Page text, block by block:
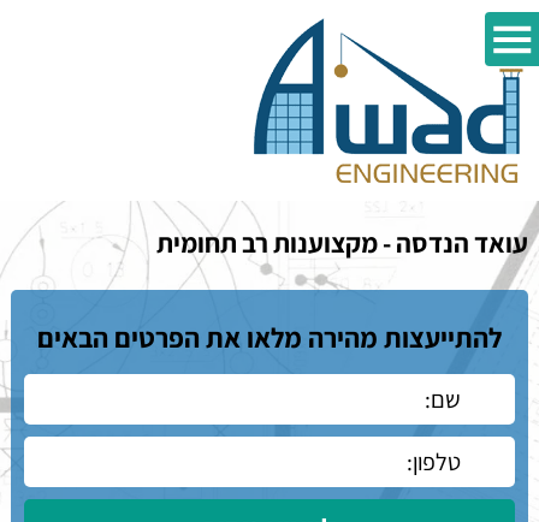
עואד הנדסה - מקצוענות רב תחומית
להתייעצות מהירה מלאו את הפרטים הבאים